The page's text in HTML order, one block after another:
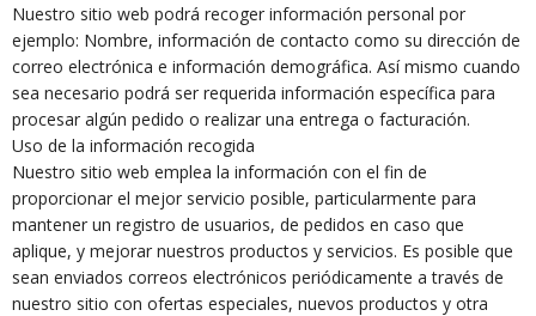
Nuestro sitio web podrá recoger información personal por
ejemplo: Nombre, información de contacto como su dirección de
correo electrónica e información demográfica. Así mismo cuando
sea necesario podrá ser requerida información específica para
procesar algún pedido o realizar una entrega o facturación.
Uso de la información recogida
Nuestro sitio web emplea la información con el fin de
proporcionar el mejor servicio posible, particularmente para
mantener un registro de usuarios, de pedidos en caso que
aplique, y mejorar nuestros productos y servicios. Es posible que
sean enviados correos electrónicos periódicamente a través de
nuestro sitio con ofertas especiales, nuevos productos y otra